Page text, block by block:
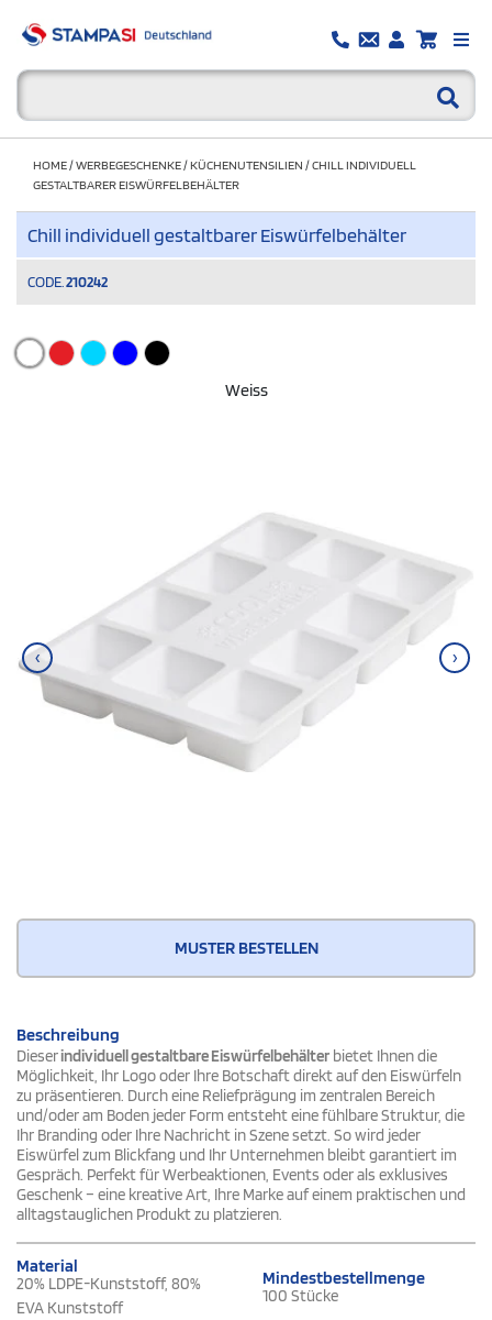
HOME/WERBEGESCHENKE/KÜCHENUTENSILIEN /CHILL INDIVIDUELL
GESTALTBARER EISWÜRFELBEHÄLTER
Chill individuell gestaltbarer Eiswürfelbehälter
CODE. 210242
Weiss
‹ ›
MUSTER BESTELLEN
Beschreibung
Dieserindividuell gestaltbare Eiswürfelbehälter bietet Ihnen die
Möglichkeit, Ihr Logo oder Ihre Botschaft direkt auf den Eiswürfeln
zu präsentieren. Durch eine Reliefprägung im zentralen Bereich
und/oder am Boden jeder Form entsteht eine fühlbare Struktur, die
Ihr Branding oder Ihre Nachricht in Szene setzt. So wird jeder
Eiswürfel zum Blickfang und Ihr Unternehmen bleibt garantiert im
Gespräch. Perfekt für Werbeaktionen, Events oder als exklusives
Geschenk – eine kreative Art, Ihre Marke auf einem praktischen und
alltagstauglichen Produkt zu platzieren.
Material
20% LDPE-Kunststoff, 80%
EVA Kunststoff
Mindestbestellmenge
100 Stücke